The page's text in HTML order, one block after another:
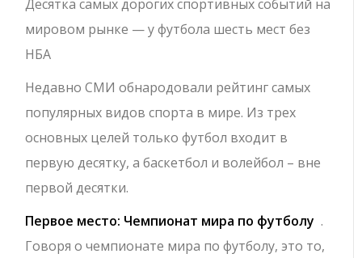
Десятка самых дорогих спортивных событий на
мировом рынке — у футбола шесть мест без
НБА
Недавно СМИ обнародовали рейтинг самых
популярных видов спорта в мире. Из трех
основных целей только футбол входит в
первую десятку, а баскетбол и волейбол – вне
первой десятки.
Первое место: Чемпионат мира по футболу .
Говоря о чемпионате мира по футболу, это то,